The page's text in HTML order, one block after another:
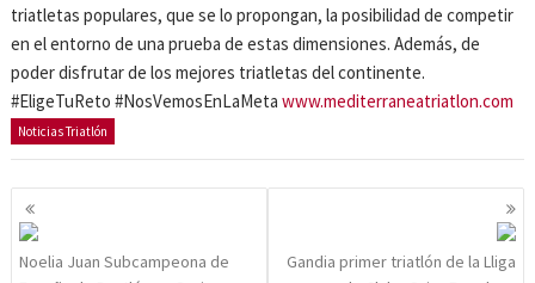
triatletas populares, que se lo propongan, la posibilidad de competir
en el entorno de una prueba de estas dimensiones. Además, de
poder disfrutar de los mejores triatletas del continente.
#EligeTuReto #NosVemosEnLaMetawww.mediterraneatriatlon.com
Noticias Triatlón
Navegación
de
entradas
Noelia Juan Subcampeona de
Gandia primer triatlón de la Lliga